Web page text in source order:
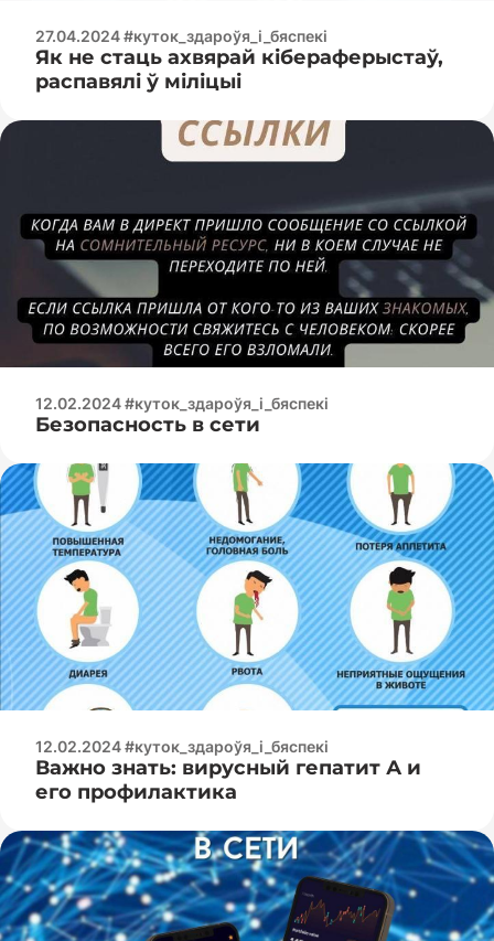
27.04.2024 #куток_здароўя_і_бяспекі
Як не стаць ахвярай кібераферыстаў,
распавялі ў міліцыі
12.02.2024 #куток_здароўя_і_бяспекі
Безопасность в сети
12.02.2024 #куток_здароўя_і_бяспекі
Важно знать: вирусный гепатит А и
его профилактика